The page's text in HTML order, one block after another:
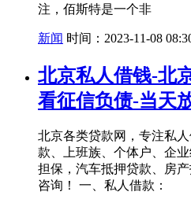
注，佰斯特是一个非
新闻 时间：2023-11-08
北京私人借钱-北
看征信负债-当天
北京各类贷款网，专注私
款、上班族、个体户、企
担保，汽车抵押贷款、房
咨询！ 一、私人借款：